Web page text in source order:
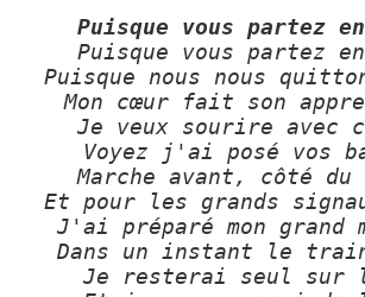
Puisque vous partez
Puisque vous partez
Puisque nous nous
Mon cœur fait son
Je veux sourire avec
Voyez j'ai posé vos
Marche avant, côté
Et pour les grands
J'ai préparé mon grand
Dans un instant le train
Je resterai seul sur